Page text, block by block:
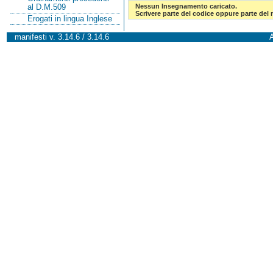
al D.M.509
Erogati in lingua Inglese
Nessun Insegnamento caricato.
Scrivere parte del codice oppure parte
manifesti v. 3.14.6 / 3.14.6